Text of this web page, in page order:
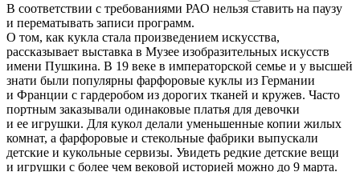
В соответствии с требованиями РАО нельзя ставить на паузу
и перематывать записи программ.
О том, как кукла стала произведением искусства,
рассказывает выставка в Музее изобразительных искусств
имени Пушкина. В 19 веке в императорской семье и у высшей
знати были популярны фарфоровые куклы из Германии
и Франции с гардеробом из дорогих тканей и кружев. Часто
портным заказывали одинаковые платья для девочки
и ее игрушки. Для кукол делали уменьшенные копии жилых
комнат, а фарфоровые и стекольные фабрики выпускали
детские и кукольные сервизы. Увидеть редкие детские вещи
и игрушки с более чем вековой историей можно до 9 марта.